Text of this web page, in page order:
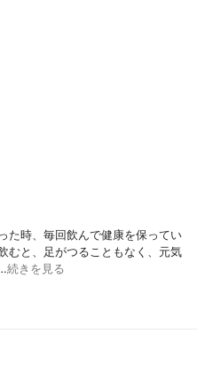
た時、毎回飲んで健康を保ってい
むと、足がつることもなく、元気
続きを見る